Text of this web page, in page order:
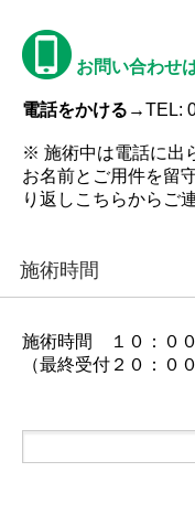
お問い合わせ
電話をかける→TEL:
※ 施術中は電話に出
お名前とご用件を留
り返しこちらからご
施術時間
施術時間 １０：０
（最終受付２０：００